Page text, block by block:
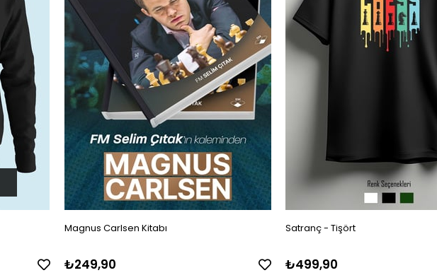
Magnus Carlsen Kitabı
₺249,90
Satranç - Tişört
₺499,90